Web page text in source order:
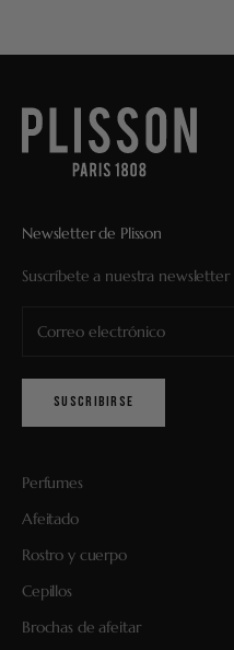
Newsletter de Plisson
Suscríbete a nuestra
SUSCRIBIRSE
Perfumes
Afeitado
Rostro y cuerpo
Cepillos
Brochas de afeitar